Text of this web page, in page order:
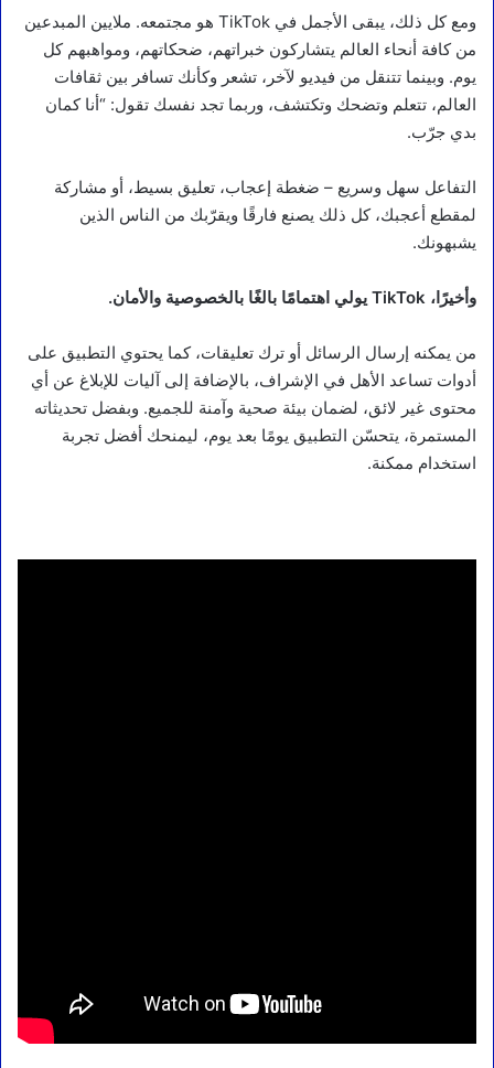
ومع كل ذلك، يبقى الأجمل في TikTok هو مجتمعه. ملايين المبدعين
من كافة أنحاء العالم يتشاركون خبراتهم، ضحكاتهم، ومواهبهم كل
يوم. وبينما تتنقل من فيديو لآخر، تشعر وكأنك تسافر بين ثقافات
العالم، تتعلم وتضحك وتكتشف، وربما تجد نفسك تقول: “أنا كمان
بدي جرّب.
التفاعل سهل وسريع – ضغطة إعجاب، تعليق بسيط، أو مشاركة
لمقطع أعجبك، كل ذلك يصنع فارقًا ويقرّبك من الناس الذين
يشبهونك.
وأخيرًا، TikTok يولي اهتمامًا بالغًا بالخصوصية والأمان.
من يمكنه إرسال الرسائل أو ترك تعليقات، كما يحتوي التطبيق على
أدوات تساعد الأهل في الإشراف، بالإضافة إلى آليات للإبلاغ عن أي
محتوى غير لائق، لضمان بيئة صحية وآمنة للجميع. وبفضل تحديثاته
المستمرة، يتحسّن التطبيق يومًا بعد يوم، ليمنحك أفضل تجربة
استخدام ممكنة.